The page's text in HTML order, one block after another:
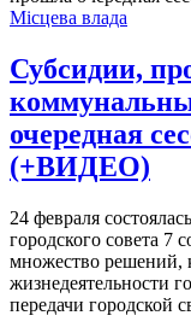
Місцева влада
Субсидии,
очередная
(+ВИДЕО)
24 февраля
городского совета 7
множество решений,
жизнедеятельности
передачи городской